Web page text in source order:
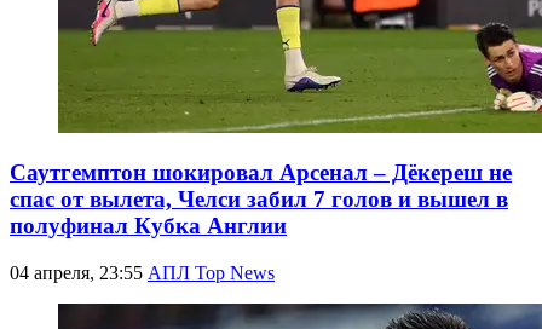
Саутгемптон шокировал Арсенал – Дёкереш не
спас от вылета, Челси забил 7 голов и вышел в
полуфинал Кубка Англии
04 апреля, 23:55 АПЛ Top News